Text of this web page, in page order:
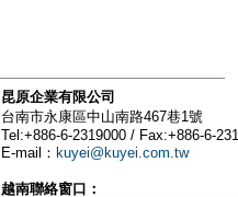
昆原企業有限公司
台南市永康區中山南路467巷1號
Tel:+886-6-2319000 / Fax:+886-6-
E-mail： kuyei@kuyei.com.tw
越南聯絡窗口：